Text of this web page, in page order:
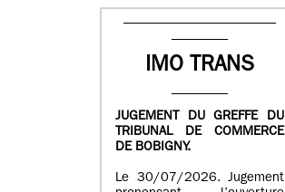
IMO TRANS
JUGEMENT DU GREFFE DU
TRIBUNAL DE COMMERCE
DE BOBIGNY.
Le 30/07/2026. Jugement